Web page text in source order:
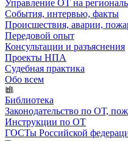
Управление ОТ на
События, интервью, факты
Происшествия, аварии,
Передовой опыт
Консультации и разъяснения
Проекты НПА
Судебная практика
Обо всем
Библиотека
Законодательство по ОТ,
Инструкции по ОТ
ГОСТы Российской